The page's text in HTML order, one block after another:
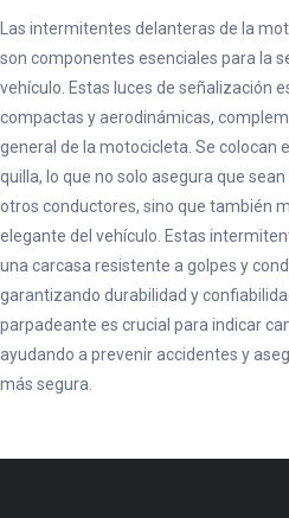
Las intermitentes delanteras de la
son componentes esenciales para la
vehículo. Estas luces de señalización
compactas y aerodinámicas,
general de la motocicleta. Se colocan
quilla, lo que no solo asegura que
otros conductores, sino que también
elegante del vehículo. Estas
una carcasa resistente a golpes y
garantizando durabilidad y
parpadeante es crucial para indicar
ayudando a prevenir accidentes y
más segura.